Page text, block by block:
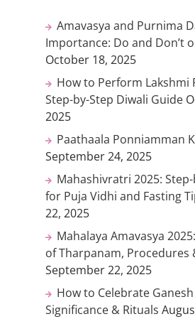
Amavasya and Purnima
Importance: Do and Don’t
October 18, 2025
How to Perform Lakshmi
Step-by-Step Diwali Guide
2025
Paathaala Ponniamman
September 24, 2025
Mahashivratri 2025:
for Puja Vidhi and Fasting
22, 2025
Mahalaya Amavasya
of Tharpanam, Procedures
September 22, 2025
How to Celebrate
Significance & Rituals